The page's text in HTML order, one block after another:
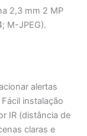
2,3 mm 2 MP
M-JPEG).
alertas
instalação
IR (distância de
claras e